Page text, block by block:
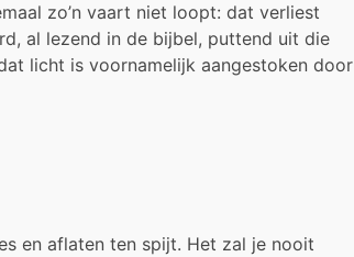
zo’n vaart niet loopt: dat verliest
al lezend in de bijbel, puttend uit die
licht is voornamelijk aangestoken door
en aflaten ten spijt. Het zal je nooit